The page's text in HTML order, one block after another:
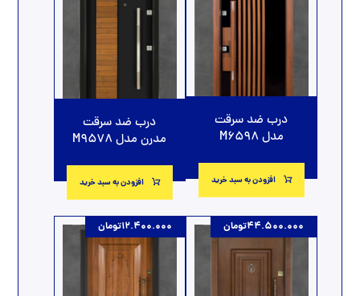
درب ضد سرقت
مدل M6598
افزودن به سبد خرید
درب ضد سرقت
مدرن مدل M9578
افزودن به سبد خرید
44.500.000تومان 12.400.000تومان